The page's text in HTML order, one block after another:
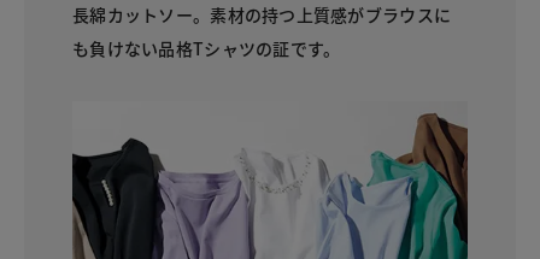
長綿カットソー。素材の持つ上質感がブラウスに
も負けない品格Tシャツの証です。